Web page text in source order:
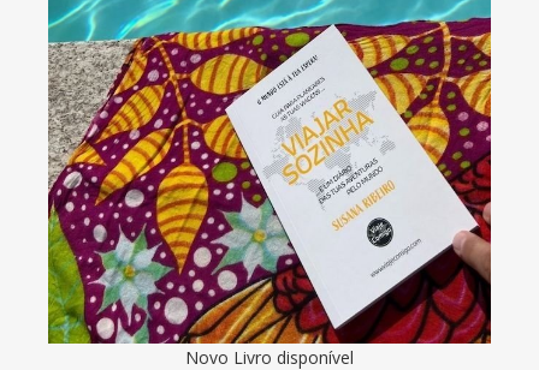
Novo Livro disponível